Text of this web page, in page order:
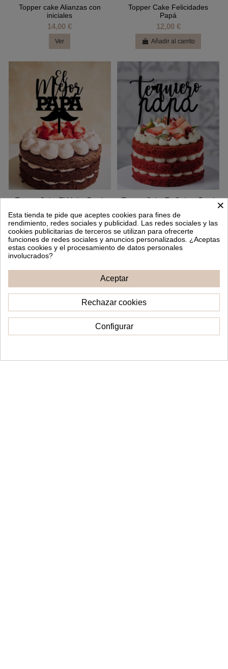
Topper cake Alianzas con
iniciales
14,00 €
Ver
Topper Cake Felicidades
Papá
12,00 €
Añadir al carrito
Topper Cake El Mejor Papá
12,00 €
Añadir al carrito
Topper Cake Te Quiero Papá
12,00 €
Añadir al carrito
×
Esta tienda te pide que aceptes cookies para fines de
rendimiento, redes sociales y publicidad. Las redes sociales y las
cookies publicitarias de terceros se utilizan para ofrecerte
funciones de redes sociales y anuncios personalizados. ¿Aceptas
estas cookies y el procesamiento de datos personales
involucrados?
Aceptar
Rechazar cookies
Configurar